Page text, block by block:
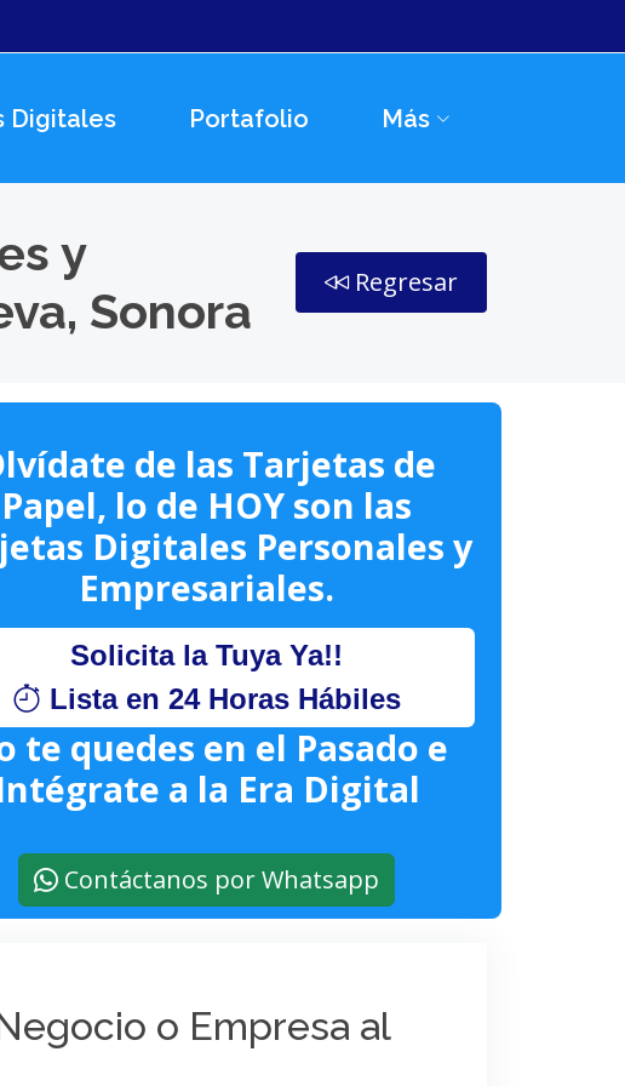
Digitales Portafolio Más
y
Sonora
Regresar
de las Tarjetas de
Papel, lo de HOY son las
Digitales Personales y
Empresariales.
Solicita la Tuya Ya!!
Lista en 24 Horas Hábiles
te quedes en el Pasado e
a la Era Digital
Contáctanos por Whatsapp
o Empresa al